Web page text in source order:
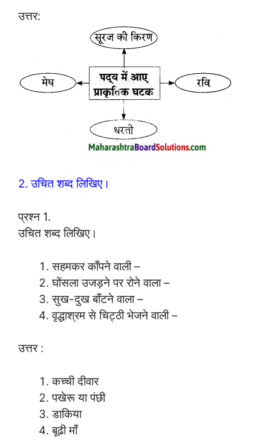
उत्तर:
2. उचित शब्द लिखिए।
प्रश्न 1.
उचित शब्द लिखिए।
सहमकर काँपने वाली –
घोंसला उजड़ने पर रोने वाला –
सुख-दुख बाँटने वाला –
वृद्धाश्रम से चिट्ठी भेजने वाली –
उत्तर :
कच्ची दीवार
पखेरू या पंछी
डाकिया
बूढी माँ